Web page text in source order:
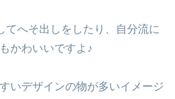
てへそ出しをしたり、自分流に
かわいいですよ♪
いデザインの物が多いイメージ